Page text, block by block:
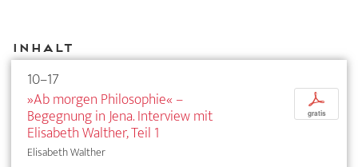
Inhalt
10–17
»Ab morgen Philosophie« –
Begegnung in Jena. Interview mit
Elisabeth Walther, Teil 1
Elisabeth Walther
p
gratis